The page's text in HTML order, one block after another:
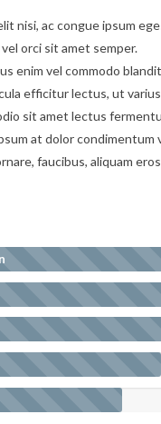
nisi, ac congue ipsum
orci sit amet semper.
enim vel commodo
efficitur lectus, ut
sit amet lectus
at dolor condimentum
faucibus, aliquam